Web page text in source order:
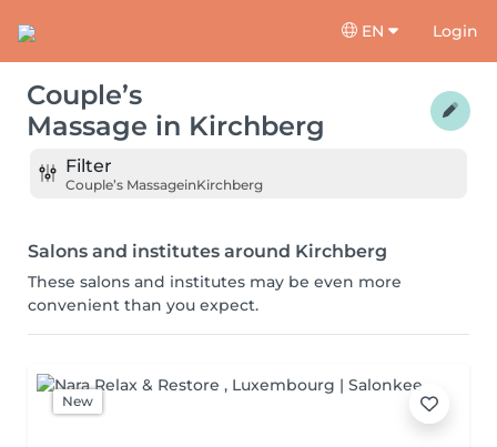
EN Login
Couple’s
Massage in Kirchberg
Filter
Couple’s MassageinKirchberg
Salons and institutes around Kirchberg
These salons and institutes may be even more
convenient than you expect.
New